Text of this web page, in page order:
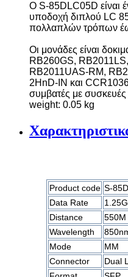
Ο S-85DLC05D είναι
υποδοχή διπλού LC
πολλαπλών τρόπων
Οι μονάδες είναι
RB260GS,
RB2011UAS-RM,
2HnD-IN και
συμβατές με
weight: 0.05 kg
Product code S-
Data Rate
1.25G
Distance
550M
Wavelength
Mode
MM
Connector
Dual